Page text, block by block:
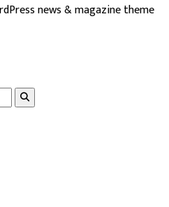
news & magazine theme